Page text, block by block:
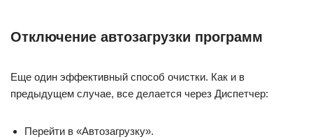
Отключение автозагрузки программ
Еще один эффективный способ очистки. Как и в
предыдущем случае, все делается через Диспетчер:
Перейти в «Автозагрузку»‎.